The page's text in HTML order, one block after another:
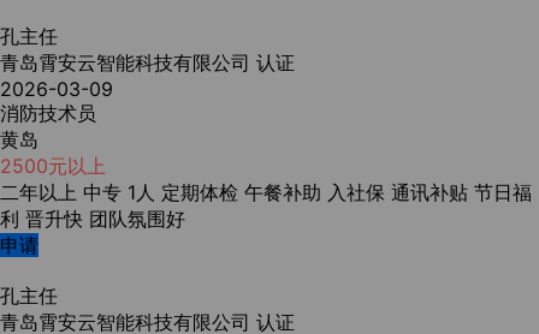
孔主任
青岛霄安云智能科技有限公司 认证
2026-03-09
消防技术员
黄岛
2500元以上
二年以上 中专 1人 定期体检 午餐补助 入社保 通讯补贴 节日福
利 晋升快 团队氛围好
申请
孔主任
青岛霄安云智能科技有限公司 认证